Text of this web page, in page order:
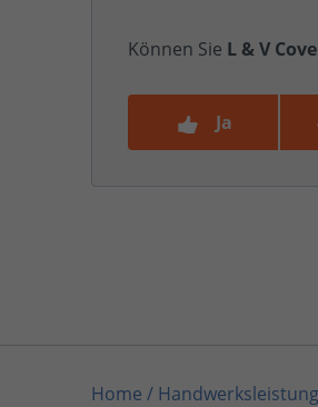
Können Sie L & V
Ja
Home /